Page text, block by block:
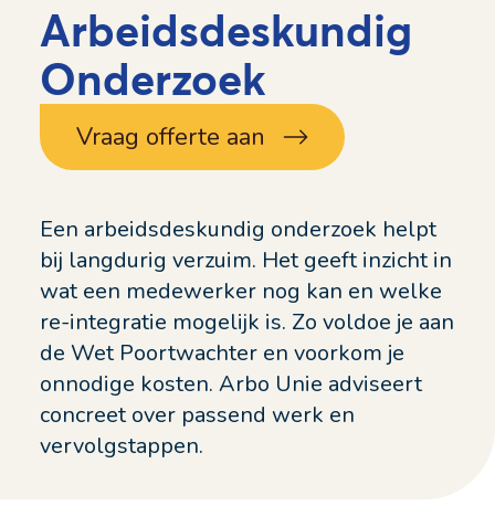
Arbeidsdeskundig
Onderzoek
Vraag offerte aan
Een arbeidsdeskundig onderzoek helpt
bij langdurig verzuim. Het geeft inzicht in
wat een medewerker nog kan en welke
re-integratie mogelijk is. Zo voldoe je aan
de Wet Poortwachter en voorkom je
onnodige kosten. Arbo Unie adviseert
concreet over passend werk en
vervolgstappen.